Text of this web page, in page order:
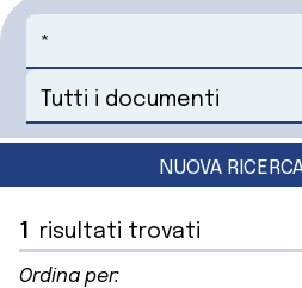
Cerca
Seleziona un documento
NUOVA
1 risultati trovati
Ordina per: